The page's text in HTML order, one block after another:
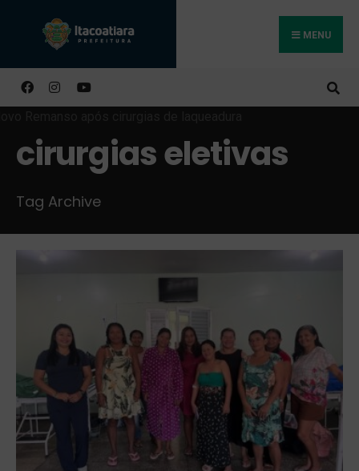
MENU
cirurgias eletivas
Tag Archive
Buscar